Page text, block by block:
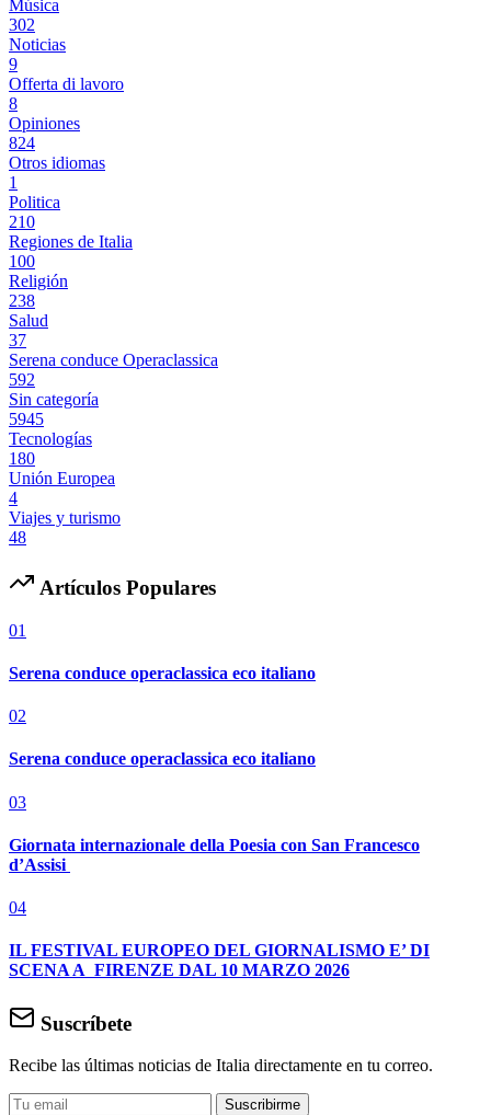
Música
302
Noticias
9
Offerta di lavoro
8
Opiniones
824
Otros idiomas
1
Politica
210
Regiones de Italia
100
Religión
238
Salud
37
Serena conduce Operaclassica
592
Sin categoría
5945
Tecnologías
180
Unión Europea
4
Viajes y turismo
48
Artículos Populares
01
Serena conduce operaclassica eco italiano
02
Serena conduce operaclassica eco italiano
03
Giornata internazionale della Poesia con San Francesco
d’Assisi
04
IL FESTIVAL EUROPEO DEL GIORNALISMO E’ DI
SCENA A FIRENZE DAL 10 MARZO 2026
Suscríbete
Recibe las últimas noticias de Italia directamente en tu correo.
Suscribirme